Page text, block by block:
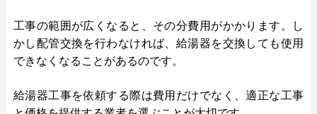
工事の範囲が広くなると、その分費用がかかります。し
かし配管交換を行わなければ、給湯器を交換しても使用
できなくなることがあるのです。
給湯器工事を依頼する際は費用だけでなく、適正な工事